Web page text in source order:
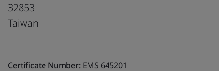
32853
Taiwan
Certificate Number: EMS 645201